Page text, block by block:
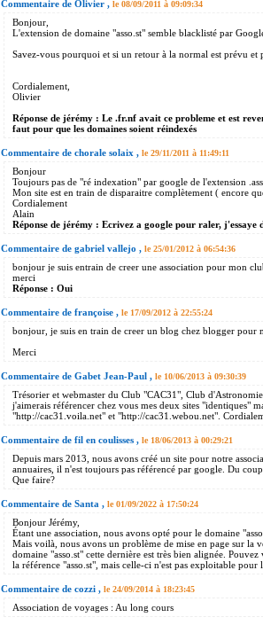
Commentaire de Olivier , le 08/09/2011 à 09:09:34
Bonjour,
L'extension de domaine "asso.st" semble blacklisté par
Savez-vous pourquoi et si un retour à la normal est prévu et
Cordialement,
Olivier
Réponse de jérémy : Le .fr.nf avait ce probleme et est
faut pour que les domaines soient réindexés
Commentaire de chorale solaix , le 29/11/2011 à 11:49:11
Bonjour
Toujours pas de "ré indexation" par google de l'extension
Mon site est en train de disparaitre complètement ( encore
Cordialement
Alain
Réponse de jérémy : Ecrivez a google pour raler, j'essaye
Commentaire de gabriel vallejo , le 25/01/2012 à 06:54:36
bonjour je suis entrain de creer une association pour mon
merci
Réponse : Oui
Commentaire de françoise , le 17/09/2012 à 22:55:24
bonjour, je suis en train de creer un blog chez blogger pour
Merci
Commentaire de Gabet Jean-Paul , le 10/06/2013 à 09:30:39
Trésorier et webmaster du Club "CAC31", Club
j'aimerais référencer chez vous mes deux sites "identiques"
"http://cac31.voila.net" et "http://cac31.webou.net".
Commentaire de fil en coulisses , le 18/06/2013 à 00:29:21
Depuis mars 2013, nous avons créé un site pour notre
annuaires, il n'est toujours pas référencé par google. Du
Que faire?
Commentaire de Santa , le 01/09/2022 à 17:50:24
Bonjour Jérémy,
Étant une association, nous avons opté pour le domaine
Mais voilà, nous avons un problème de mise en page sur la
domaine "asso.st" cette dernière est très bien alignée.
la référence "asso.st", mais celle-ci n'est pas exploitable
Commentaire de cozzi , le 24/09/2014 à 18:23:45
Association de voyages : Au long cours